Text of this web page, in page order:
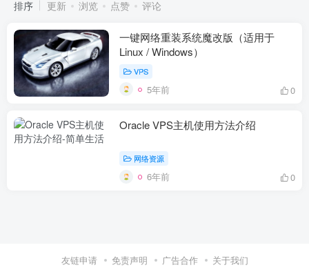
排序 更新 浏览 点赞 评论
一键网络重装系统魔改版（适用于
Linux / Windows）
VPS
5年前 0
Oracle VPS主机使用方法介绍
网络资源
6年前 0
友链申请 免责声明 广告合作 关于我们